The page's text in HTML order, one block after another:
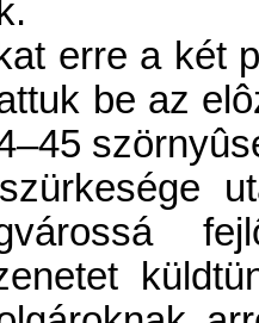
erre a két
be az